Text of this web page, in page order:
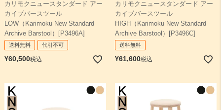
検索
カリモクニュースタンダード アー
カイブバースツール
LOW（Karimoku New Standard
Archive Barstool）[P3496A]
送料無料 代引不可
¥60,500税込
カリモクニュースタンダード アー
カイブバースツール
HIGH（Karimoku New Standard
Archive Barstool）[P3496C]
送料無料
¥61,600税込